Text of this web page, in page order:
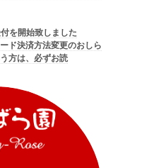
を開始致しました
ド決済方法変更のおしら
方は、必ずお読